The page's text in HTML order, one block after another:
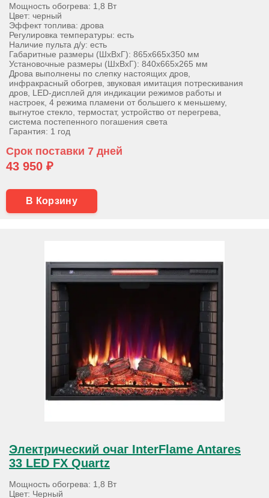
Мощность обогрева: 1,8 Вт
Цвет: черный
Эффект топлива: дрова
Регулировка температуры: есть
Наличие пульта д/у: есть
Габаритные размеры (ШхВхГ): 865х665х350 мм
Установочные размеры (ШхВхГ): 840х665х265 мм
Дрова выполнены по слепку настоящих дров,
инфракрасный обогрев, звуковая имитация потрескивания
дров, LED-дисплей для индикации режимов работы и
настроек, 4 режима пламени от большего к меньшему,
выгнутое стекло, термостат, устройство от перегрева,
система постепенного погашения света
Гарантия: 1 год
Срок поставки 7 дней
43 950 ₽
В Корзину
Электрический очаг InterFlame Antares
33 LED FX Quartz
Мощность обогрева: 1,8 Вт
Цвет: Черный